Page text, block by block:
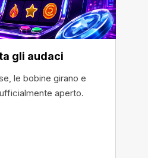
gli audaci
le bobine girano e
aperto.